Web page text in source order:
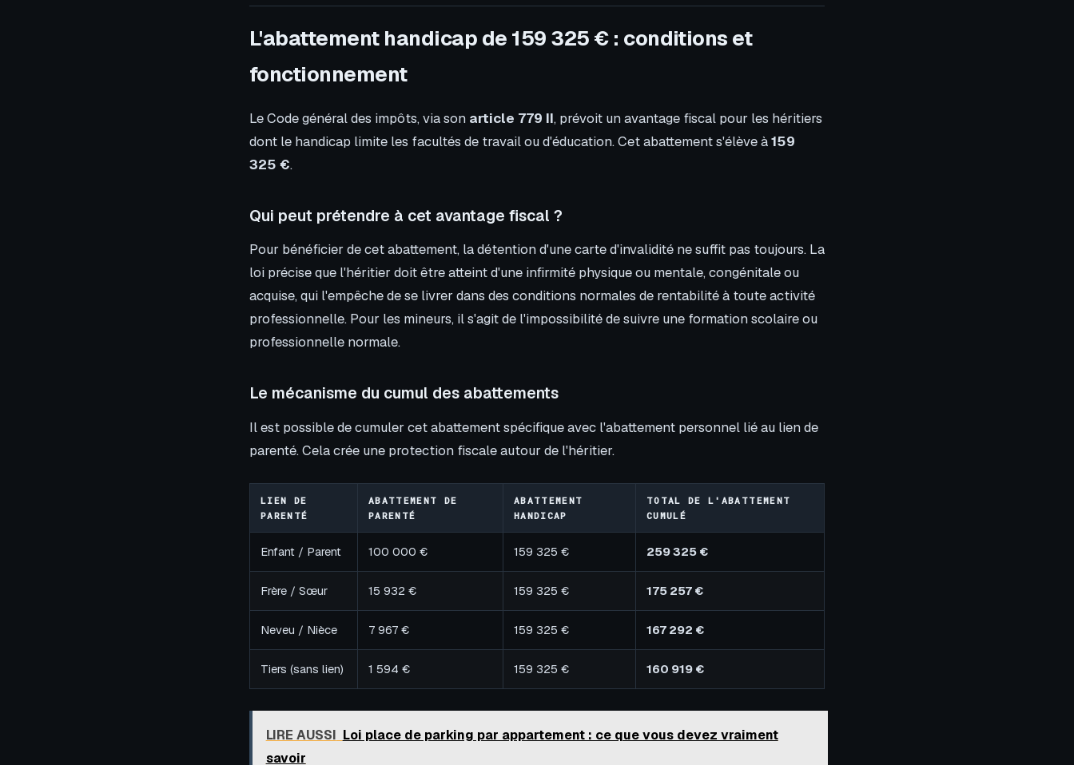
L'abattement handicap de 159 325 € : conditions et
fonctionnement
Le Code général des impôts, via son article 779 II, prévoit un avantage fiscal pour les héritiers
dont le handicap limite les facultés de travail ou d'éducation. Cet abattement s'élève à159
325 €.
Qui peut prétendre à cet avantage fiscal ?
Pour bénéficier de cet abattement, la détention d'une carte d'invalidité ne suffit pas toujours. La
loi précise que l'héritier doit être atteint d'une infirmité physique ou mentale, congénitale ou
acquise, qui l'empêche de se livrer dans des conditions normales de rentabilité à toute activité
professionnelle. Pour les mineurs, il s'agit de l'impossibilité de suivre une formation scolaire ou
professionnelle normale.
Le mécanisme du cumul des abattements
Il est possible de cumuler cet abattement spécifique avec l'abattement personnel lié au lien de
parenté. Cela crée une protection fiscale autour de l'héritier.
LIEN DE
PARENTÉ
ABATTEMENT DE
PARENTÉ
ABATTEMENT
HANDICAP
TOTAL DE L'ABATTEMENT
CUMULÉ
Enfant / Parent 100 000 € 159 325 € 259 325 €
Frère / Sœur 15 932 € 159 325 € 175 257 €
Neveu / Nièce 7 967 € 159 325 € 167 292 €
Tiers (sans lien) 1 594 € 159 325 € 160 919 €
LIRE AUSSI Loi place de parking par appartement : ce que vous devez vraiment
savoir